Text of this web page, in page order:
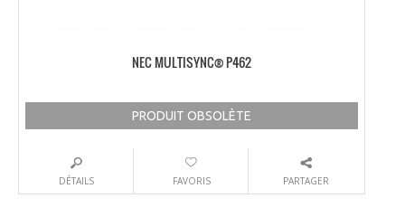
NEC MULTISYNC® P462
PRODUIT OBSOLÈTE
DÉTAILS FAVORIS PARTAGER